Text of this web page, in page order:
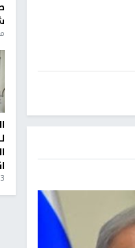
3 أيام، 23 ساعة ago